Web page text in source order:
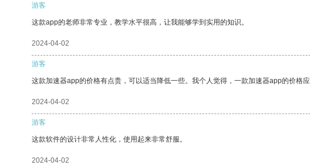
游客
这款app的老师非常专业，教学水平很高，让我能够学到实用的知识。
2024-04-02
游客
这款加速器app的价格有点贵，可以适当降低一些。我个人觉得，一款加速器app的价格
2024-04-02
游客
这款软件的设计非常人性化，使用起来非常舒服。
2024-04-02